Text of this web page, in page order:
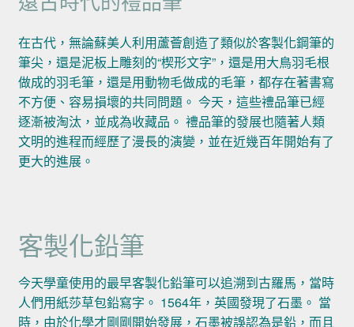
在古代，無論蘇美人利用蘆薈創造了類似於客製化鋼筆的
筆尖，還是泥板上雕刻的“楔形文字”，還是用大鳥羽毛根
做成的羽毛筆，還是用動物毛做成的毛筆，都存在著書寫
不方便、容易損壞的共同問題。 今天，這些禮品筆已經
逐漸被淘汰，並成為收藏品。 禮品筆的發展也隨著人類
文明的進程而經歷了漫長的演變，並在近幾百年開始有了
更大的進展。
客製化鉛筆
今天學童使用的最早客製化鉛筆可以追溯到古羅馬，當時
人們用紙莎草包鉛寫字。 1564年，英國發現了石墨。 當
時，由於化學才剛剛開始發展，石墨被誤認為是鉛，而且